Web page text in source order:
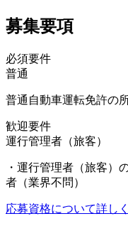
募集要項
必須要件
普通
普通自動車運転免許の
歓迎要件
運行管理者（旅客）
・運行管理者（旅客）
者（業界不問）
応募資格について詳し